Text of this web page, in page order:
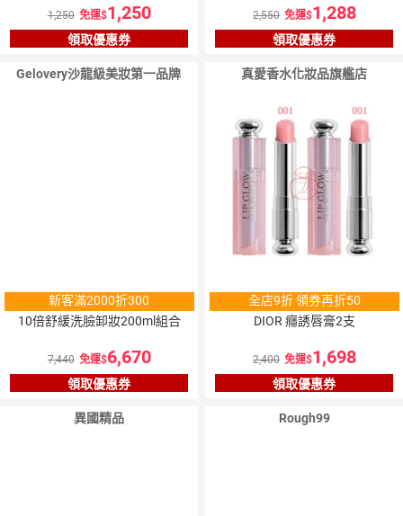
1,250 免運 1,250
領取優惠券
2,550 免運 1,288
領取優惠券
Gelovery沙龍級美妝第一品牌
新客滿2000折300
10倍舒緩洗臉卸妝200ml組合
7,440 免運 6,670
領取優惠券
真愛香水化妝品旗艦店
全店9折 領券再折50
DIOR 癮誘唇膏2支
2,400 免運 1,698
領取優惠券
異國精品 Rough99